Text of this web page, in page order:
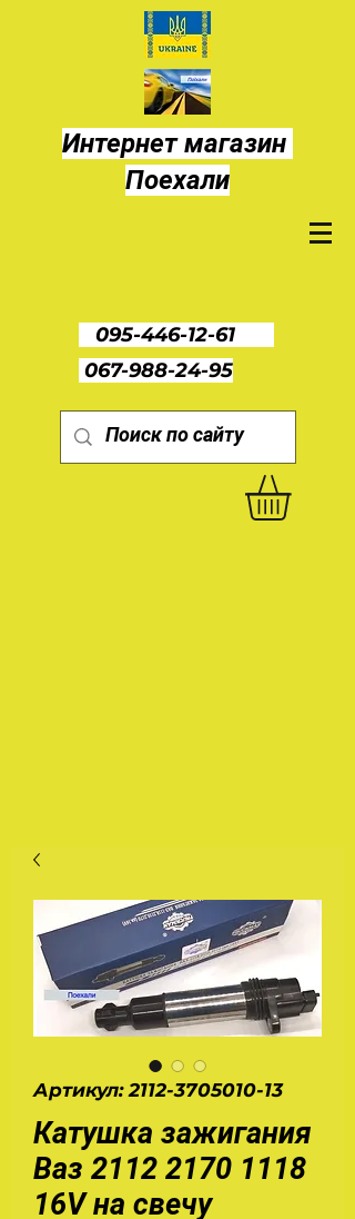
Интернет магазин
Поехали
095-446-12-61
067-988-24-95
Артикул: 2112-3705010-13
Катушка зажигания
Ваз 2112 2170 1118
16V на свечу